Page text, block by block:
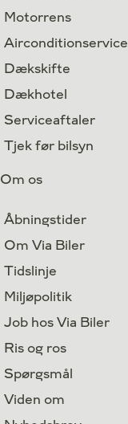
Motorrens
Airconditionservice
Dækskifte
Dækhotel
Serviceaftaler
Tjek før bilsyn
Om os
Åbningstider
Om Via Biler
Tidslinje
Miljøpolitik
Job hos Via Biler
Ris og ros
Spørgsmål
Viden om